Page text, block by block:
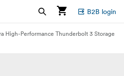
B2B login
High-Performance Thunderbolt 3 Storage